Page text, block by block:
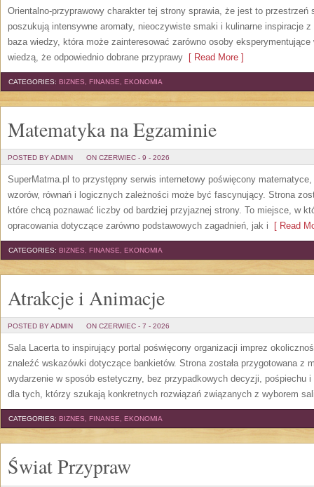
Orientalno-przyprawowy charakter tej strony sprawia, że jest to
poszukują intensywne aromaty, nieoczywiste smaki i kulinarne inspiracje
baza wiedzy, która może zainteresować zarówno osoby
wiedzą, że odpowiednio dobrane przyprawy [ Read More ]
CATEGORIES: BIZNES, FINANSE, EKONOMIA
Matematyka na Egzaminie
POSTED BY ADMIN ON CZERWIEC - 9 - 2026
SuperMatma.pl to przystępny serwis internetowy poświęcony
wzorów, równań i logicznych zależności może być fascynujący. Strona
które chcą poznawać liczby od bardziej przyjaznej strony. To miejsce, w
opracowania dotyczące zarówno podstawowych zagadnień, jak i [ Read
CATEGORIES: BIZNES, FINANSE, EKONOMIA
Atrakcje i Animacje
POSTED BY ADMIN ON CZERWIEC - 7 - 2026
Sala Lacerta to inspirujący portal poświęcony organizacji imprez
znaleźć wskazówki dotyczące bankietów. Strona została przygotowana z
wydarzenie w sposób estetyczny, bez przypadkowych decyzji, pośpiechu
dla tych, którzy szukają konkretnych rozwiązań związanych z wyborem
CATEGORIES: BIZNES, FINANSE, EKONOMIA
Świat Przypraw